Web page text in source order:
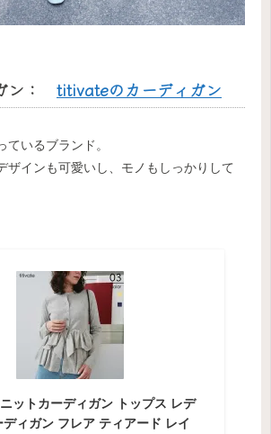
ン： titivateのカーディガン
ているブランド。
ザインも可愛いし、モノもしっかりして
ットカーディガン トップス レデ
ディガン フレア ティアード レイ